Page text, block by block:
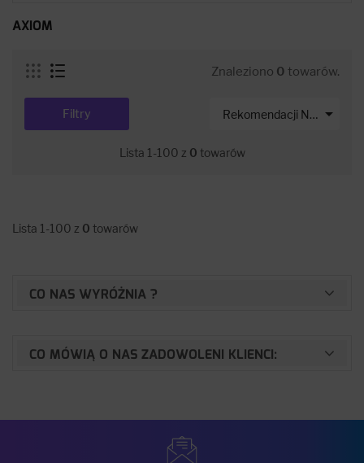
AXIOM
Znaleziono 0 towarów.
Rekomendacji Net-s 
Filtry
Lista 1-100 z 0 towarów
Lista 1-100 z 0 towarów
CO NAS WYRÓŻNIA ?
CO MÓWIĄ O NAS ZADOWOLENI KLIENCI: